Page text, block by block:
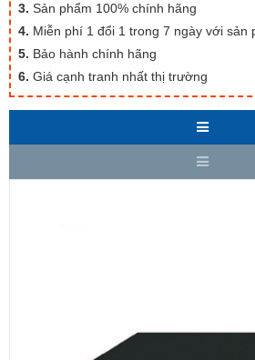
3. Sản phẩm 100% chính hãng
4. Miễn phí 1 đổi 1 trong 7 ngày với sản
5. Bảo hành chính hãng
6. Giá cạnh tranh nhất thị trường